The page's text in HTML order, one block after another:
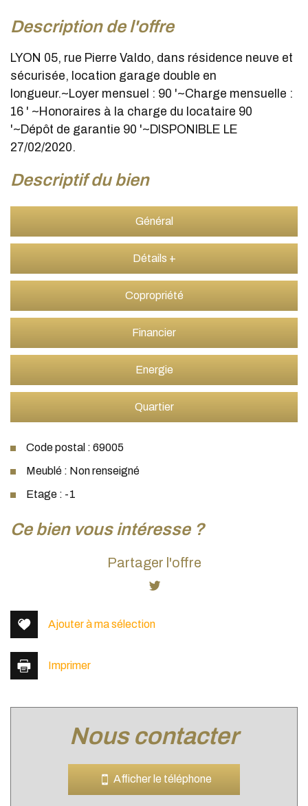
description de l'offre
LYON 05, rue Pierre Valdo, dans résidence neuve et
sécurisée, location garage double en
longueur.~Loyer mensuel : 90 '~Charge mensuelle :
16 ' ~Honoraires à la charge du locataire 90
'~Dépôt de garantie 90 '~DISPONIBLE LE
27/02/2020.
descriptif du bien
Général
Détails +
Copropriété
Financier
Energie
Quartier
Code postal : 69005
Meublé : Non renseigné
Etage : -1
la ville de lyon (69005)
Leaflet |©JawgMaps|© OpenStreetMap
ce bien vous intéresse ?
Partager l'offre
Ajouter à ma sélection
Imprimer
nous contacter
Afficher le téléphone